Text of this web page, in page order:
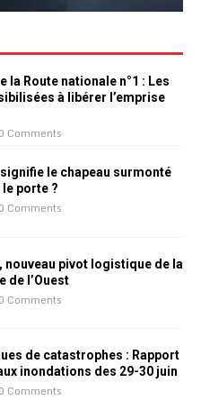
la Route nationale n°1 : Les
à libérer l’emprise
0 Comments
signifie le chapeau surmonté
porte ?
0 Comments
nouveau pivot logistique de la
de l’Ouest
0 Comments
de catastrophes : Rapport
inondations des 29-30 juin
0 Comments